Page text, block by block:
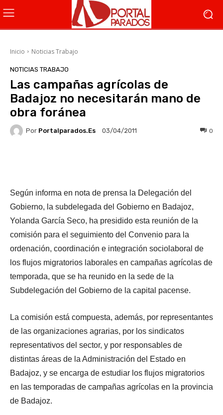
Inicio Noticias Trabajo
NOTICIAS TRABAJO
Las campañas agrícolas de
Badajoz no necesitarán mano de
obra foránea
Por Portalparados.es 03/04/2011 0
Según informa en nota de prensa la Delegación del
Gobierno, la subdelegada del Gobierno en Badajoz,
Yolanda García Seco, ha presidido esta reunión de la
comisión para el seguimiento del Convenio para la
ordenación, coordinación e integración sociolaboral de
los flujos migratorios laborales en campañas agrícolas de
temporada, que se ha reunido en la sede de la
Subdelegación del Gobierno de la capital pacense.
La comisión está compuesta, además, por representantes
de las organizaciones agrarias, por los sindicatos
representativos del sector, y por responsables de
distintas áreas de la Administración del Estado en
Badajoz, y se encarga de estudiar los flujos migratorios
en las temporadas de campañas agrícolas en la provincia
de Badajoz.